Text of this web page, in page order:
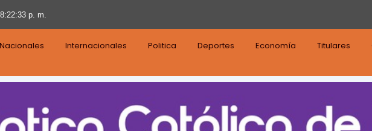
p. m.
Nacionales Internacionales Politica Deportes Economía Titulares